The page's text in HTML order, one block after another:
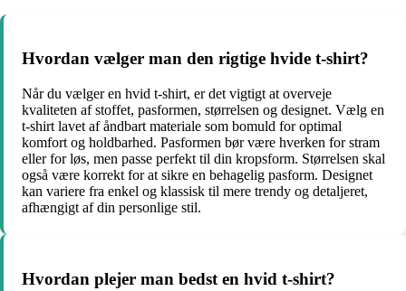
Hvordan vælger man den rigtige hvide t-shirt?
Når du vælger en hvid t-shirt, er det vigtigt at overveje
kvaliteten af stoffet, pasformen, størrelsen og designet. Vælg en
t-shirt lavet af åndbart materiale som bomuld for optimal
komfort og holdbarhed. Pasformen bør være hverken for stram
eller for løs, men passe perfekt til din kropsform. Størrelsen skal
også være korrekt for at sikre en behagelig pasform. Designet
kan variere fra enkel og klassisk til mere trendy og detaljeret,
afhængigt af din personlige stil.
Hvordan plejer man bedst en hvid t-shirt?